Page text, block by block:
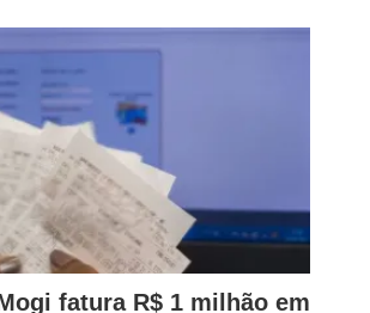
fatura R$ 1 milhão em